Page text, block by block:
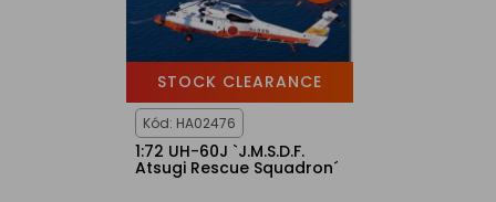
STOCK CLEARANCE
Kód: HA02476
1:72 UH-60J `J.M.S.D.F.
Atsugi Rescue Squadron´